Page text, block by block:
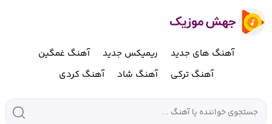
آهنگ های جدید ریمیکس جدید
آهنگ غمگین
آهنگ ترکی
آهنگ شاد آهنگ کردی